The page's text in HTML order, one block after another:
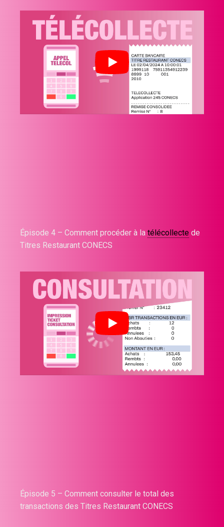
Épisode 4 – Comment procéder à la télécollecte de
Titres Restaurant CONECS
Épisode 5 – Comment consulter le total des
transactions des Titres Restaurant CONECS